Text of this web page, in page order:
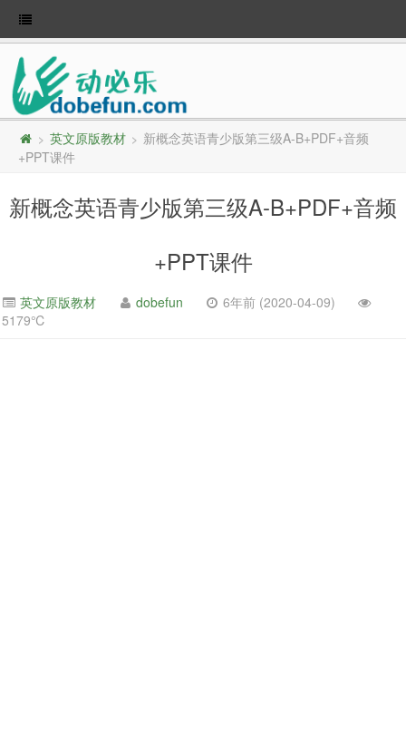
> 英文原版教材 > 新概念英语青少版第三级A-B+PDF+音频
+PPT课件
新概念英语青少版第三级A-B+PDF+音频
+PPT课件
英文原版教材 dobefun
6年前 (2020-04-09)
5179℃